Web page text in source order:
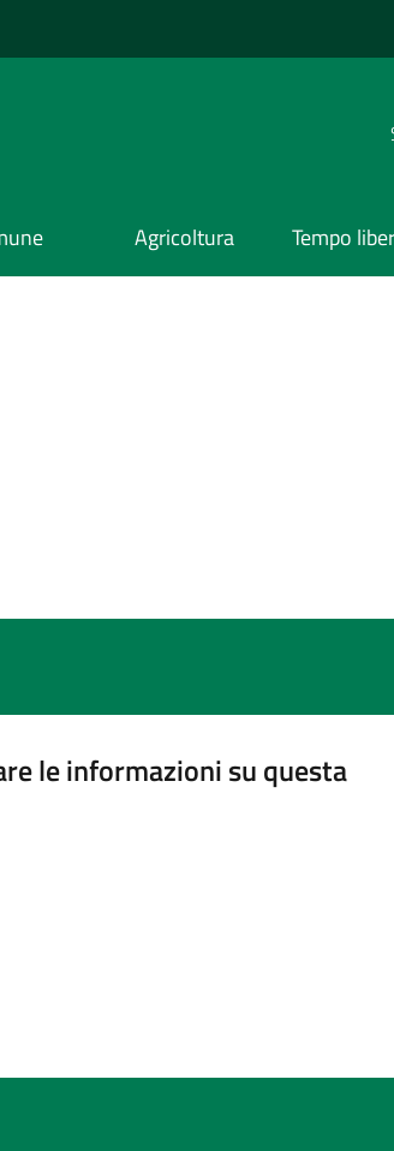
Agricoltura Tempo
le informazioni su questa